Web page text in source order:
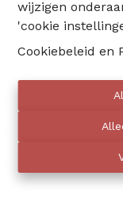
wijzigen
'cookie
Cookiebeleid en